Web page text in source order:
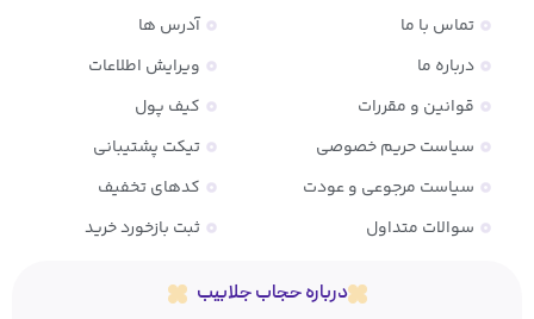
تماس با ما
درباره ما
قوانین و مقررات
سیاست حریم خصوصی
سیاست مرجوعی و عودت
سوالات متداول
آدرس ها
ویرایش اطلاعات
کیف پول
تیکت پشتیبانی
کدهای تخفیف
ثبت بازخورد خرید
درباره حجاب جلابیب